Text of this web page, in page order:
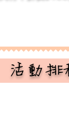
活動排